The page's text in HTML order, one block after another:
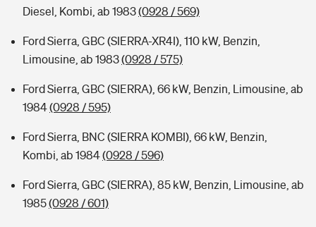
Diesel, Kombi, ab 1983(0928 / 569)
Ford Sierra, GBC (SIERRA-XR4I), 110 kW, Benzin,
Limousine, ab 1983(0928 / 575)
Ford Sierra, GBC (SIERRA), 66 kW, Benzin, Limousine, ab
1984(0928 / 595)
Ford Sierra, BNC (SIERRA KOMBI), 66 kW, Benzin,
Kombi, ab 1984(0928 / 596)
Ford Sierra, GBC (SIERRA), 85 kW, Benzin, Limousine, ab
1985(0928 / 601)